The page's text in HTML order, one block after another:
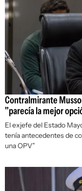
Contralmirante
"parecía la mejor
El exjefe del Estado
tenía antecedentes de
una OPV”